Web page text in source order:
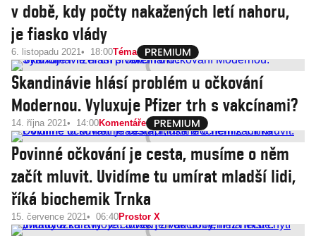
v době, kdy počty nakažených letí nahoru,
je fiasko vlády
6. listopadu 2021 18:00Téma
Skandinávie hlásí problém u očkování
Modernou. Vyluxuje Pfizer trh s vakcínami?
14. října 2021 14:00Komentáře
Povinné očkování je cesta, musíme o něm
začít mluvit. Uvidíme tu umírat mladší lidi,
říká biochemik Trnka
15. července 2021 06:40Prostor X